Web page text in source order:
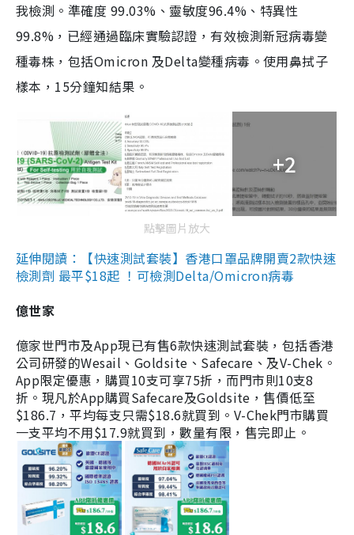
我檢測。準確度 99.03%、靈敏度96.4%、特異性
99.8%，已經通過臨床實驗認證，有效檢測新冠病毒變
種毒株，包括Omicron 及Delta變種病毒。使用鼻拭子
樣本，15分鐘知結果。
+2
點擊圖片放大
延伸閱讀：【快速測試套裝】香港口罩品牌開賣2款快速
檢測劑 最平$18起 ！可檢測Delta/Omicron病毒
億世家
億家世門市及App現已有售6款快速測試套裝，包括香港
公司研發的Wesail、Goldsite、Safecare、及V-Chek。
App限定優惠，購買10支可享75折，而門市則10支8
折。現凡於App購買Safecare及Goldsite，售價低至
$186.7，平均每支只需$18.6就買到。V-Chek門市購買
一支平均不用$17.9就買到，數量有限，售完即止。